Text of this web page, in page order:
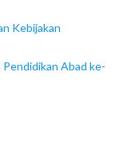
Kebijakan
Abad ke-